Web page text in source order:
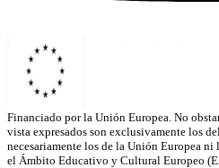
Financiado por la Unión Europea. No
vista expresados son exclusivamente los
necesariamente los de la Unión Europea
el Ámbito Educativo y Cultural Europeo